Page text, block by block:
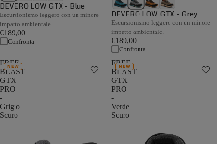
DEVERO LOW GTX - Blue
Escursionismo leggero con un minore
impatto ambientale.
€189,00
Confronta
DEVERO LOW GTX - Grey
Escursionismo leggero con un minore
impatto ambientale.
€189,00
Confronta
FREE
BLAST
GTX
PRO
-
Grigio
Scuro
NEW
FREE
BLAST
GTX
PRO
-
Verde
Scuro
NEW